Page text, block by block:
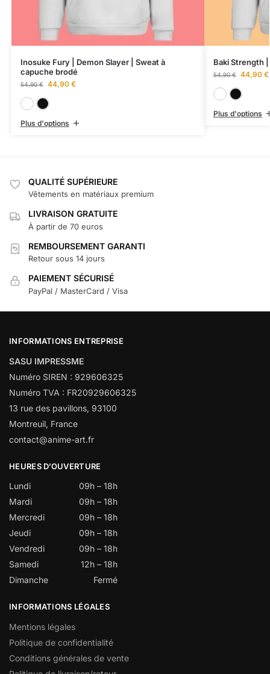
Inosuke Fury | Demon Slayer | Sweat à
capuche brodé
54,90€ 44,90 €
Plus d'options
Baki Strength
54,90€ 44,90 €
Plus d'options
QUALITÉ SUPÉRIEURE
Vêtements en matériaux premium
LIVRAISON GRATUITE
À partir de 70 euros
REMBOURSEMENT GARANTI
Retour sous 14 jours
PAIEMENT SÉCURISÉ
PayPal / MasterCard / Visa
INFORMATIONS ENTREPRISE
SASU IMPRESSME
Numéro SIREN : 929606325
Numéro TVA : FR20929606325
13 rue des pavillons, 93100
Montreuil, France
contact@anime-art.fr
HEURES D’OUVERTURE
Lundi
09h – 18h
Mardi
09h – 18h
Mercredi
09h – 18h
Jeudi
09h – 18h
Vendredi
09h – 18h
Samedi
12h – 18h
Dimanche
Fermé
INFORMATIONS LÉGALES
Mentions légales
Politique de confidentialité
Conditions générales de vente